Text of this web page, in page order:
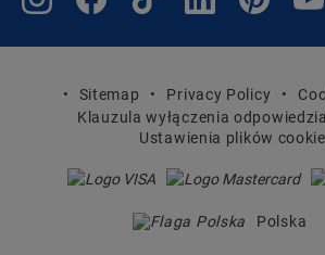
Sitemap Privacy Policy
Klauzula wyłączenia
Ustawienia plików cookie
Polska